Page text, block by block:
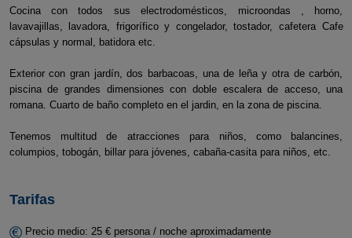
Cocina con todos sus electrodomésticos, microondas , horno,
lavavajillas, lavadora, frigorífico y congelador, tostador, cafetera Cafe
cápsulas y normal, batidora etc.
Exterior con gran jardín, dos barbacoas, una de leña y otra de carbón,
piscina de grandes dimensiones con doble escalera de acceso, una
romana. Cuarto de baño completo en el jardin, en la zona de piscina.
Tenemos multitud de atracciones para niños, como balancines,
columpios, tobogán, billar para jóvenes, cabaña-casita para niños, etc.
Tarifas
Precio medio: 25 € persona / noche aproximadamente